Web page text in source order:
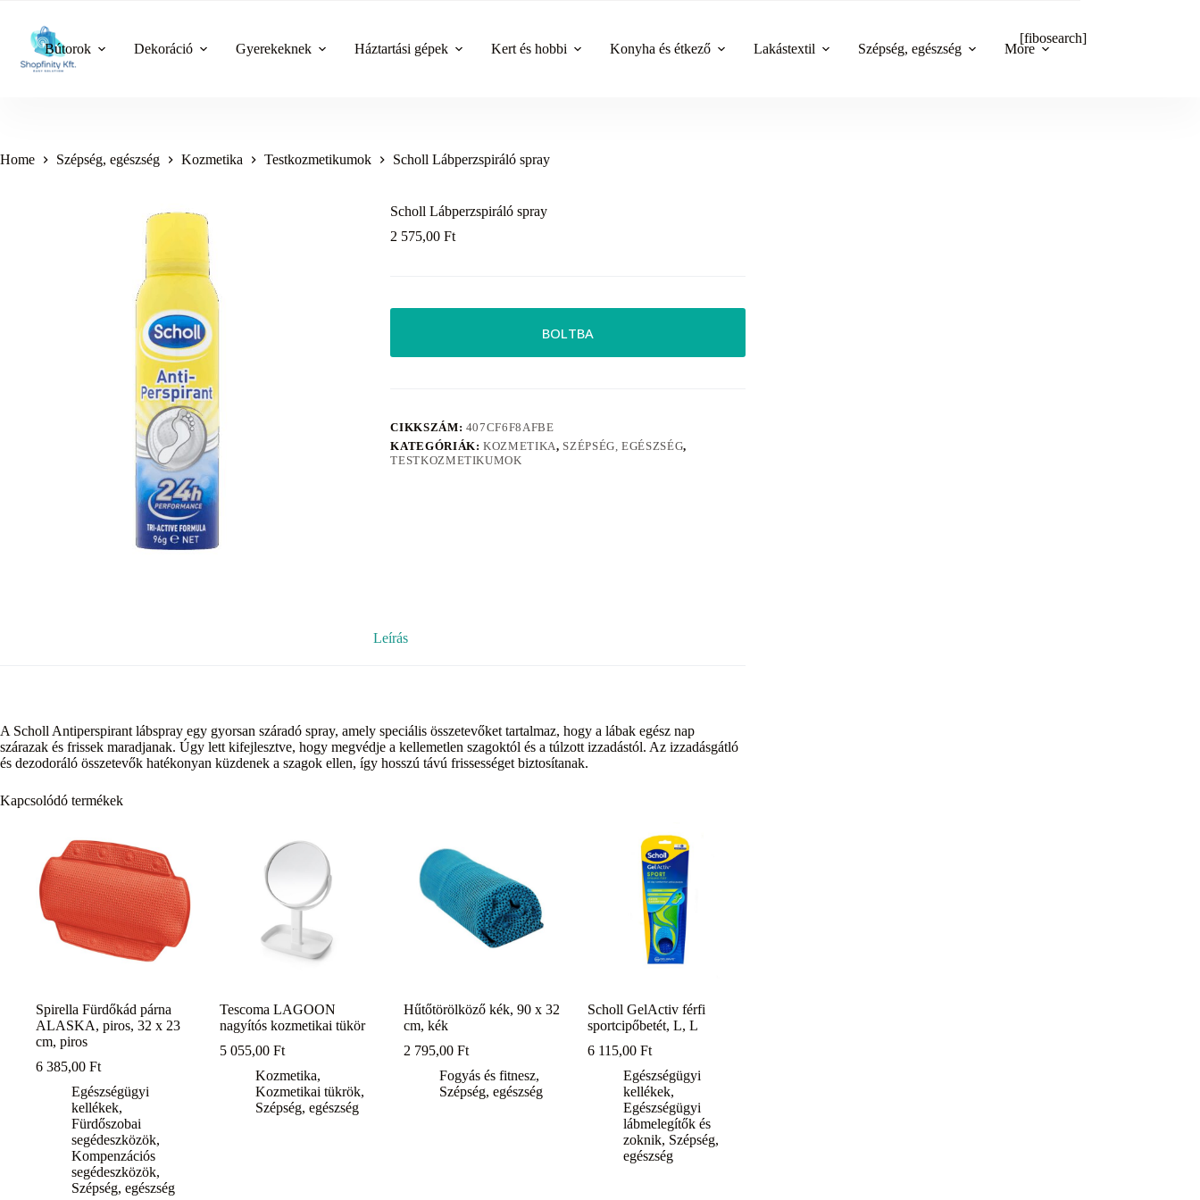
content
Bútorok Dekoráció Gyerekeknek Háztartási gépek Kert és hobbi Konyha és étkező Lakástextil Szépség, egészség More
[fibosearch]
Home Szépség, egészség Kozmetika Testkozmetikumok Scholl Lábperzspiráló spray
Scholl Lábperzspiráló spray
2 575,00Ft
BOLTBA
CIKKSZÁM: 407CF6F8AFBE
KATEGÓRIÁK:KOZMETIKA, SZÉPSÉG, EGÉSZSÉG,
TESTKOZMETIKUMOK
Leírás
A Scholl Antiperspirant lábspray egy gyorsan száradó spray, amely speciális összetevőket tartalmaz, hogy a lábak egész nap
szárazak és frissek maradjanak. Úgy lett kifejlesztve, hogy megvédje a kellemetlen szagoktól és a túlzott izzadástól. Az izzadásgátló
és dezodoráló összetevők hatékonyan küzdenek a szagok ellen, így hosszú távú frissességet biztosítanak.
Kapcsolódó termékek
Spirella Fürdőkád párna
ALASKA, piros, 32 x 23
cm, piros
6 385,00 Ft
Egészségügyi
kellékek,
Fürdőszobai
segédeszközök,
Kompenzációs
segédeszközök,
Szépség, egészség
Tescoma LAGOON
nagyítós kozmetikai tükör
5 055,00Ft
Kozmetika,
Kozmetikai tükrök,
Szépség, egészség
Hűtőtörölköző kék, 90 x 32
cm, kék
2 795,00Ft
Fogyás és fitnesz,
Szépség, egészség
Scholl GelActiv férfi
sportcipőbetét, L, L
6 115,00Ft
Egészségügyi
kellékek,
Egészségügyi
lábmelegítők és
zoknik, Szépség,
egészség